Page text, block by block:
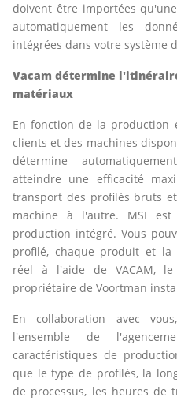
doivent être importées
automatiquement les
intégrées dans votre système
Vacam détermine
matériaux
En fonction de la production
clients et des machines
détermine
atteindre une efficacité
transport des profilés bruts
machine à l'autre. MSI est
production intégré. Vous
profilé, chaque produit et
réel à l'aide de VACAM,
propriétaire de Voortman
En collaboration avec
l'ensemble de
caractéristiques de
que le type de profilés, la
de processus, les heures de